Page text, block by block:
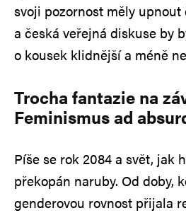
svoji pozornost měly upnout
a česká veřejná diskuse by
o kousek klidnější a méně
Trocha fantazie na
Feminismus ad
Píše se rok 2084 a svět, jak
překopán naruby. Od doby,
genderovou rovnost přijala